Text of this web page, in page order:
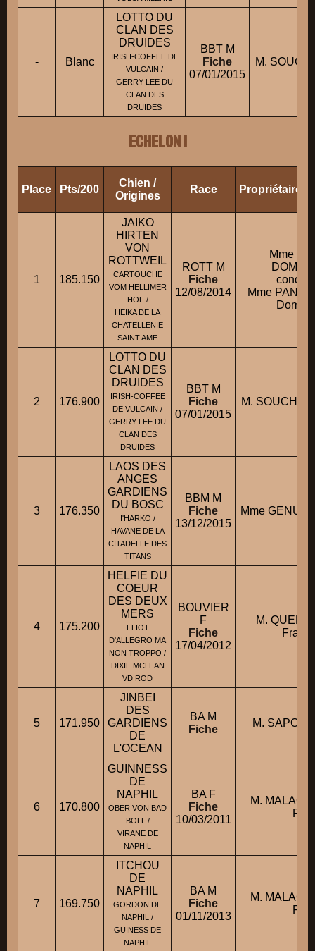
- Blanc
LOTTO DU
CLAN DES
DRUIDES
IRISH-COFFEE DE
VULCAIN /
GERRY LEE DU
CLAN DES
DRUIDES
BBT M
Fiche
07/01/2015
M.
ECHELON 1
Place Pts/200
Chien /
Origines
Race Propriétaire/
1 185.150
JAIKO
HIRTEN
VON
ROTTWEIL
CARTOUCHE
VOM HELLIMER
HOF /
HEIKA DE LA
CHATELLENIE
SAINT AME
ROTT M
Fiche
12/08/2014
Mme
conduit
Mme
2 176.900
LOTTO DU
CLAN DES
DRUIDES
IRISH-COFFEE
DE VULCAIN /
GERRY LEE DU
CLAN DES
DRUIDES
BBT M
Fiche
07/01/2015
M.
3 176.350
LAOS DES
ANGES
GARDIENS
DU BOSC
I'HARKO /
HAVANE DE LA
CITADELLE DES
TITANS
BBM M
Fiche
13/12/2015
Mme
4 175.200
HELFIE DU
COEUR
DES DEUX
MERS
ELIOT
D'ALLEGRO MA
NON TROPPO /
DIXIE MCLEAN
VD ROD
BOUVIER
F
Fiche
17/04/2012
M.
5 171.950
JINBEI
DES
GARDIENS
DE
L'OCEAN
BA M
Fiche
M.
6 170.800
GUINNESS
DE
NAPHIL
OBER VON BAD
BOLL /
VIRANE DE
NAPHIL
BA F
Fiche
10/03/2011
M.
Paul
7 169.750
ITCHOU
DE
NAPHIL
GORDON DE
NAPHIL /
GUINESS DE
NAPHIL
BA M
Fiche
01/11/2013
M.
Paul